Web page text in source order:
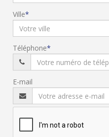
Ville
Téléphone
E-mail